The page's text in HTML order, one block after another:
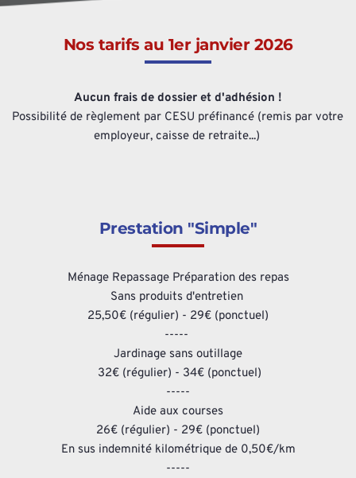
Nos tarifs au 1er janvier 2026
Aucun frais de dossier et d'adhésion !
Possibilité de règlement par CESU préfinancé (remis par votre
employeur, caisse de retraite...)
Prestation "Simple"
Ménage Repassage Préparation des repas
Sans produits d'entretien
25,50€ (régulier) - 29€ (ponctuel)
-----
Jardinage sans outillage
32€ (régulier) - 34€ (ponctuel)
-----
Aide aux courses
26€ (régulier) - 29€ (ponctuel)
En sus indemnité kilométrique de 0,50€/km
-----